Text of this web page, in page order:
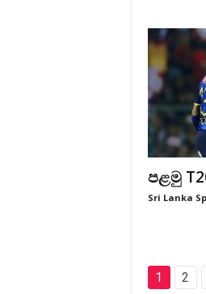
පළමු
Sri Lanka
1 2